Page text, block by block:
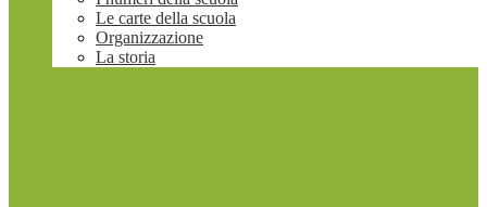
Le carte della scuola
Organizzazione
La storia